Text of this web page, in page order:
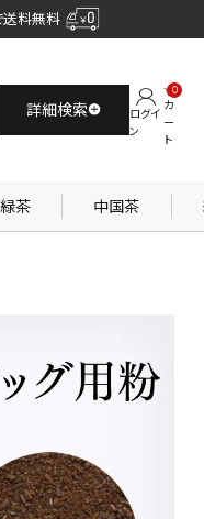
送料無料
詳細検索
ログイ
ン
カ
ー
ト
0
緑茶 中国茶